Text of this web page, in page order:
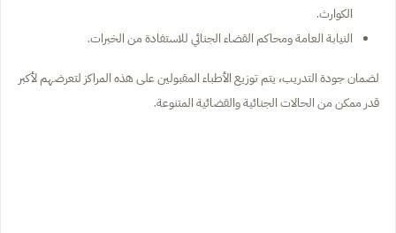
الكوارث.
النيابة العامة ومحاكم القضاء الجنائي للاستفادة من الخبرات.
لضمان جودة التدريب، يتم توزيع الأطباء المقبولين على هذه المراكز لتعرضهم لأكبر
قدر ممكن من الحالات الجنائية والقضائية المتنوعة.